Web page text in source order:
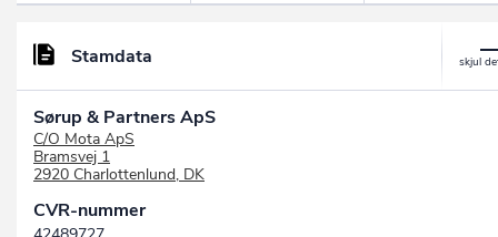
Stamdata
Sørup & Partners ApS
C/O Mota ApS
Bramsvej 1
2920 Charlottenlund, DK
CVR-nummer